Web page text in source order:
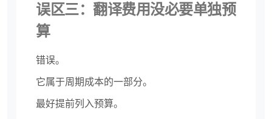
误区三：翻译费用没必要单独预
算
错误。
它属于周期成本的一部分。
最好提前列入预算。